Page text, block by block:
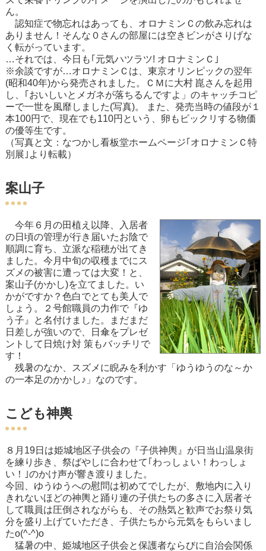
ん。
認知症で物忘れはあっても、オロナミンＣの飲み忘れは
ありません！そんな０さんの部屋には空きビンがさりげな
く転がっています。
…それでは、今日も｢元気ハツラツ! オロナミンＣ｣
※余談ですが…オロナミンＣは、東京オリンピックの翌年
(昭和40年)から発売されました。ＣＭに大村 崑さんを起用
し、｢おいしいとメガネが落ちるんですよ」のキャッチコピ
ーで一世を風靡しました(写真)。 また、発売当時の値段が１
本100円で、現在でも110円という、卵もビックリする物価
の優等生です。
（写真と文：なつかし看板堂ホームページ｢オロナミンＣ特
別展｣より転載）
案山子
今年６月の田植え以降、入居者
の日頃の管理が行き届いたお陰で
順調に育ち、立派な稲穂が出てき
ました。今月中旬の収穫までにス
ズメの被害に遭っては大変！と、
案山子(かかし)を立てました。い
かがですか？色白でとても美人で
しょう。２号館職員の力作で『ゆ
う子』と名付けました。まだまだ
日差しが強いので、日傘をプレゼ
ントして日焼け対 策もバッチリで
す！
残暑のなか、スズメに睨みを利かす「ゆうゆうのな～か
の一本足のかかし♪」なのです。
こども神輿
８月19日は姫城地区子供会の『子供神輿』が日当山温泉街
を練り歩き、祭ばやしに合わせて｢わっしょい！わっしょ
い！｣のかけ声が響き渡りました。
今回、ゆうゆうへの慰問は初めてでしたが、敷地内に入り
きれないほどの神輿と踊り連の子供たちの多さに入居者そ
して職員は圧倒されながらも、その熱気と歓声でお祭り気
分を盛り上げていただき、子供たちから元気をもらいまし
たo(^-^)o
猛暑の中、姫城地区子供会と保護者ならびに自治会関係